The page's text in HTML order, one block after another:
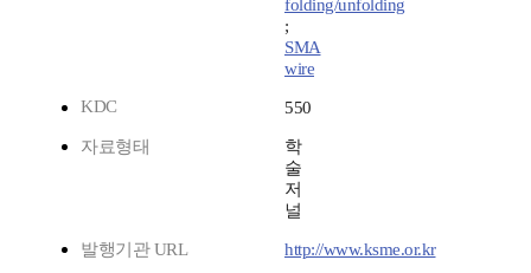
folding/unfolding
;
SMA
wire
KDC
550
자료형태
학
술
저
널
발행기관 URL http://www.ksme.or.kr